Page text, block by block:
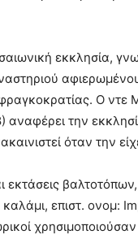
εκκλησία,
Ο ντε
αναφέρει την
όταν την
εκτάσεις
καλάμι, επιστ. ονομ: